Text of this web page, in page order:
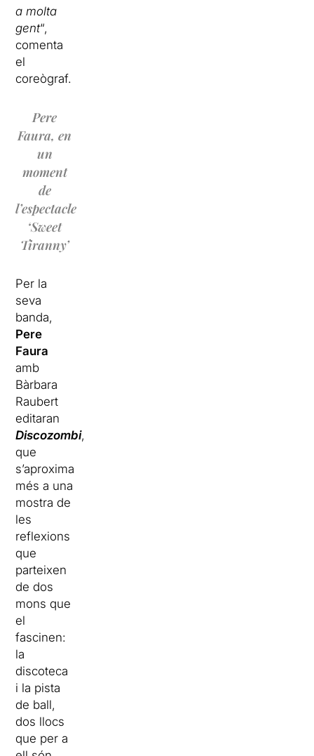
a molta
gent“,
comenta
el
coreògraf.
Pere
Faura, en
un
moment
de
l’espectacle
‘Sweet
Tiranny’
Per la
seva
banda,
Pere
Faura
amb
Bàrbara
Raubert
editaran
Discozombi,
que
s’aproxima
més a una
mostra de
les
reflexions
que
parteixen
de dos
mons que
el
fascinen:
la
discoteca
i la pista
de ball,
dos llocs
que per a